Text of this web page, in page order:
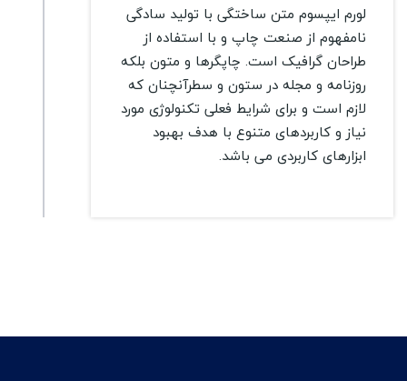
لورم ایپسوم متن ساختگی با تولید سادگی
نامفهوم از صنعت چاپ و با استفاده از
طراحان گرافیک است. چاپگرها و متون بلکه
روزنامه و مجله در ستون و سطرآنچنان که
لازم است و برای شرایط فعلی تکنولوژی مورد
نیاز و کاربردهای متنوع با هدف بهبود
ابزارهای کاربردی می باشد.